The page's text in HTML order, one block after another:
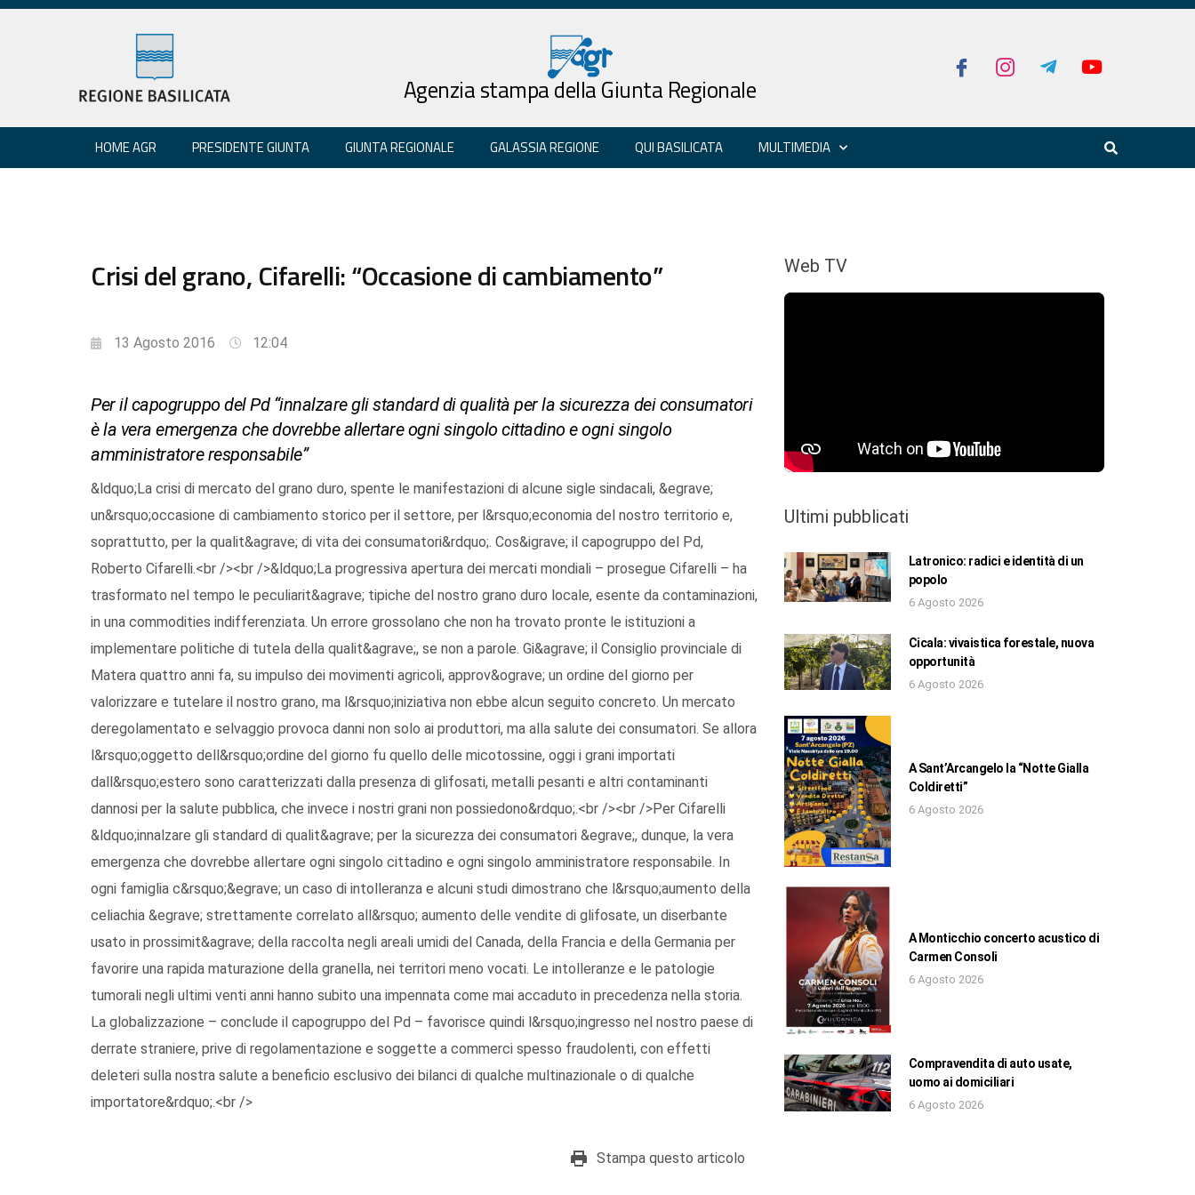
Agenzia stampa della Giunta Regionale
HOME AGR PRESIDENTE GIUNTA GIUNTA REGIONALE GALASSIA REGIONE QUI BASILICATA MULTIMEDIA
Crisi del grano, Cifarelli: “Occasione di cambiamento”
13 Agosto 2016 12:04
Per il capogruppo del Pd “innalzare gli standard di qualità per la sicurezza dei consumatori
è la vera emergenza che dovrebbe allertare ogni singolo cittadino e ogni singolo
amministratore responsabile”
&ldquo;La crisi di mercato del grano duro, spente le manifestazioni di alcune sigle sindacali, &egrave;
un&rsquo;occasione di cambiamento storico per il settore, per l&rsquo;economia del nostro territorio e,
soprattutto, per la qualit&agrave; di vita dei consumatori&rdquo;. Cos&igrave; il capogruppo del Pd,
Roberto Cifarelli.<br /><br />&ldquo;La progressiva apertura dei mercati mondiali – prosegue Cifarelli – ha
trasformato nel tempo le peculiarit&agrave; tipiche del nostro grano duro locale, esente da contaminazioni,
in una commodities indifferenziata. Un errore grossolano che non ha trovato pronte le istituzioni a
implementare politiche di tutela della qualit&agrave;, se non a parole. Gi&agrave; il Consiglio provinciale di
Matera quattro anni fa, su impulso dei movimenti agricoli, approv&ograve; un ordine del giorno per
valorizzare e tutelare il nostro grano, ma l&rsquo;iniziativa non ebbe alcun seguito concreto. Un mercato
deregolamentato e selvaggio provoca danni non solo ai produttori, ma alla salute dei consumatori. Se allora
l&rsquo;oggetto dell&rsquo;ordine del giorno fu quello delle micotossine, oggi i grani importati
dall&rsquo;estero sono caratterizzati dalla presenza di glifosati, metalli pesanti e altri contaminanti
dannosi per la salute pubblica, che invece i nostri grani non possiedono&rdquo;.<br /><br />Per Cifarelli
&ldquo;innalzare gli standard di qualit&agrave; per la sicurezza dei consumatori &egrave;, dunque, la vera
emergenza che dovrebbe allertare ogni singolo cittadino e ogni singolo amministratore responsabile. In
ogni famiglia c&rsquo;&egrave; un caso di intolleranza e alcuni studi dimostrano che l&rsquo;aumento della
celiachia &egrave; strettamente correlato all&rsquo; aumento delle vendite di glifosate, un diserbante
usato in prossimit&agrave; della raccolta negli areali umidi del Canada, della Francia e della Germania per
favorire una rapida maturazione della granella, nei territori meno vocati. Le intolleranze e le patologie
tumorali negli ultimi venti anni hanno subito una impennata come mai accaduto in precedenza nella storia.
La globalizzazione – conclude il capogruppo del Pd – favorisce quindi l&rsquo;ingresso nel nostro paese di
derrate straniere, prive di regolamentazione e soggette a commerci spesso fraudolenti, con effetti
deleteri sulla nostra salute a beneficio esclusivo dei bilanci di qualche multinazionale o di qualche
importatore&rdquo;.<br />
Stampa questo articolo
Web TV
Ultimi pubblicati
Latronico: radici e identità di un
popolo
6 Agosto 2026
Cicala: vivaistica forestale, nuova
opportunità
6 Agosto 2026
A Sant’Arcangelo la “Notte Gialla
Coldiretti”
6 Agosto 2026
A Monticchio concerto acustico di
Carmen Consoli
6 Agosto 2026
Compravendita di auto usate,
uomo ai domiciliari
6 Agosto 2026